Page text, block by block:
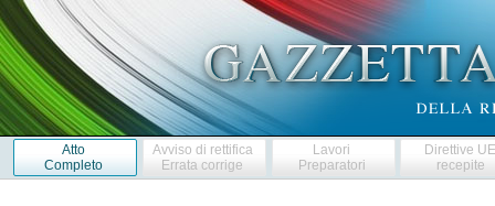
Atto
Completo
Avviso di rettifica
Errata corrige
Lavori
Preparatori
Direttive
recepite